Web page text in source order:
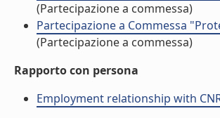
(Partecipazione a commessa)
Partecipazione a Commessa
(Partecipazione a commessa)
Rapporto con persona
Employment relationship with